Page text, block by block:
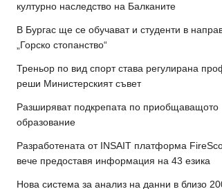
културно наследство на Балканите
В Бургас ще се обучават и студенти в
„Горско стопанство“
Треньор по вид спорт става регулирана
реши Министерският съвет
Разширяват подкрепата по приобщаващото
образование
Разработената от INSAIT платформа
вече предоставя информация на 43 езика
Нова система за анализ на данни в близо